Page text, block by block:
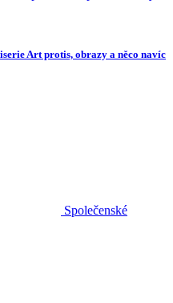
Art protis, obrazy a něco navíc
Společenské